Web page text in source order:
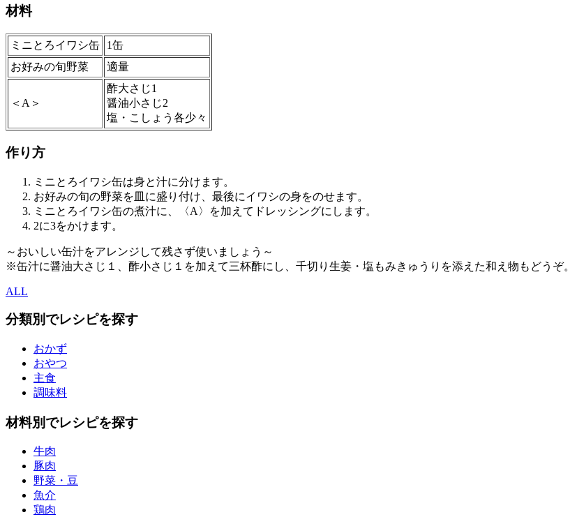
材料
ミニとろイワシ缶
1缶
お好みの旬野菜
適量
＜A＞
酢大さじ1
醤油小さじ2
塩・こしょう各少々
作り方
ミニとろイワシ缶は身と汁に分けます。
お好みの旬の野菜を皿に盛り付け、最後にイワシの身をのせます。
ミニとろイワシ缶の煮汁に、〈A〉を加えてドレッシングにします。
2に3をかけます。
～おいしい缶汁をアレンジして残さず使いましょう～
※缶汁に醤油大さじ１、酢小さじ１を加えて三杯酢にし、千切り生姜・塩もみきゅうりを添えた和え物もどうぞ。
ALL
分類別でレシピを探す
おかず
おやつ
主食
調味料
材料別でレシピを探す
牛肉
豚肉
野菜・豆
魚介
鶏肉